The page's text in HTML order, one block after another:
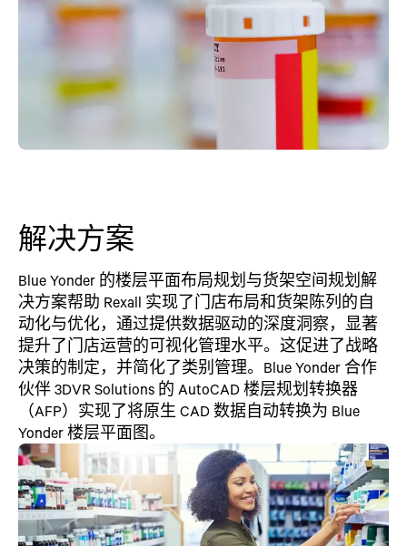
解决方案
Blue Yonder 的楼层平面布局规划与货架空间规划解
决方案帮助 Rexall 实现了门店布局和货架陈列的自
动化与优化，通过提供数据驱动的深度洞察，显著
提升了门店运营的可视化管理水平。这促进了战略
决策的制定，并简化了类别管理。Blue Yonder 合作
伙伴 3DVR Solutions 的 AutoCAD 楼层规划转换器
（AFP）实现了将原生 CAD 数据自动转换为 Blue
Yonder 楼层平面图。